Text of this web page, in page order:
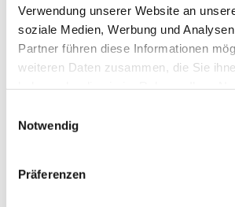
Verwendung unserer Website an
soziale Medien, Werbung und
Partner führen diese Informationen
weiteren Daten zusammen, die Sie
Notwendig
Präferenzen
Dies könnte Sie